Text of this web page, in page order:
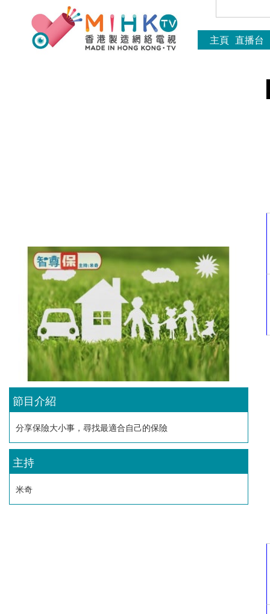
主頁 直播台
節目介紹
分享保險大小事，尋找最適合自己的保險
主持
米奇